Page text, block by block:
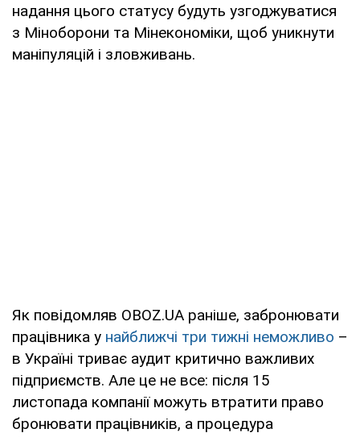
надання цього статусу будуть узгоджуватися
з Міноборони та Мінекономіки, щоб уникнути
маніпуляцій і зловживань.
Як повідомляв OBOZ.UA раніше, забронювати
працівника у найближчі три тижні неможливо –
в Україні триває аудит критично важливих
підприємств. Але це не все: після 15
листопада компанії можуть втратити право
бронювати працівників, а процедура